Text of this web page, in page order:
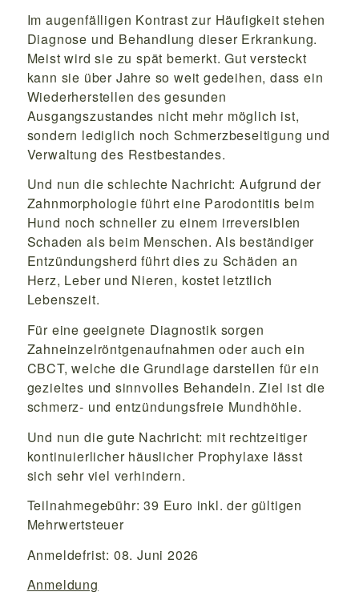
Im augenfälligen Kontrast zur Häufigkeit stehen
Diagnose und Behandlung dieser Erkrankung.
Meist wird sie zu spät bemerkt. Gut versteckt
kann sie über Jahre so weit gedeihen, dass ein
Wiederherstellen des gesunden
Ausgangszustandes nicht mehr möglich ist,
sondern lediglich noch Schmerzbeseitigung und
Verwaltung des Restbestandes.
Und nun die schlechte Nachricht: Aufgrund der
Zahnmorphologie führt eine Parodontitis beim
Hund noch schneller zu einem irreversiblen
Schaden als beim Menschen. Als beständiger
Entzündungsherd führt dies zu Schäden an
Herz, Leber und Nieren, kostet letztlich
Lebenszeit.
Für eine geeignete Diagnostik sorgen
Zahneinzelröntgenaufnahmen oder auch ein
CBCT, welche die Grundlage darstellen für ein
gezieltes und sinnvolles Behandeln. Ziel ist die
schmerz- und entzündungsfreie Mundhöhle.
Und nun die gute Nachricht: mit rechtzeitiger
kontinuierlicher häuslicher Prophylaxe lässt
sich sehr viel verhindern.
Teilnahmegebühr: 39 Euro inkl. der gültigen
Mehrwertsteuer
Anmeldefrist: 08. Juni 2026
Anmeldung